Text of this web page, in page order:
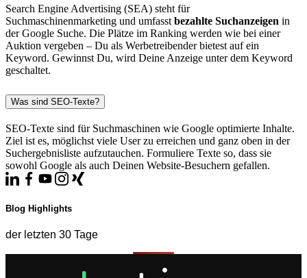
Search Engine Advertising (SEA) steht für
Suchmaschinenmarketing und umfasst bezahlte Suchanzeigen in
der Google Suche. Die Plätze im Ranking werden wie bei einer
Auktion vergeben – Du als Werbetreibender bietest auf ein
Keyword. Gewinnst Du, wird Deine Anzeige unter dem Keyword
geschaltet.
Was sind SEO-Texte?
SEO-Texte sind für Suchmaschinen wie Google optimierte Inhalte.
Ziel ist es, möglichst viele User zu erreichen und ganz oben in der
Suchergebnisliste aufzutauchen. Formuliere Texte so, dass sie
sowohl Google als auch Deinen Website-Besuchern gefallen.
Blog Highlights
der letzten 30 Tage